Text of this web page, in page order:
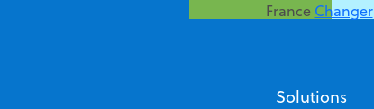
France Changer
Solutions